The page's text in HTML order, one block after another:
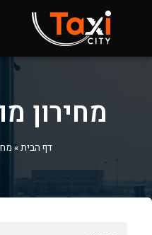
מחירון
דף הבית»